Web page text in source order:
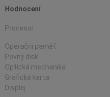
Hodnocení
Procesor
Operační paměť
Pevný disk
Optická mechanika
Grafická karta
Displej